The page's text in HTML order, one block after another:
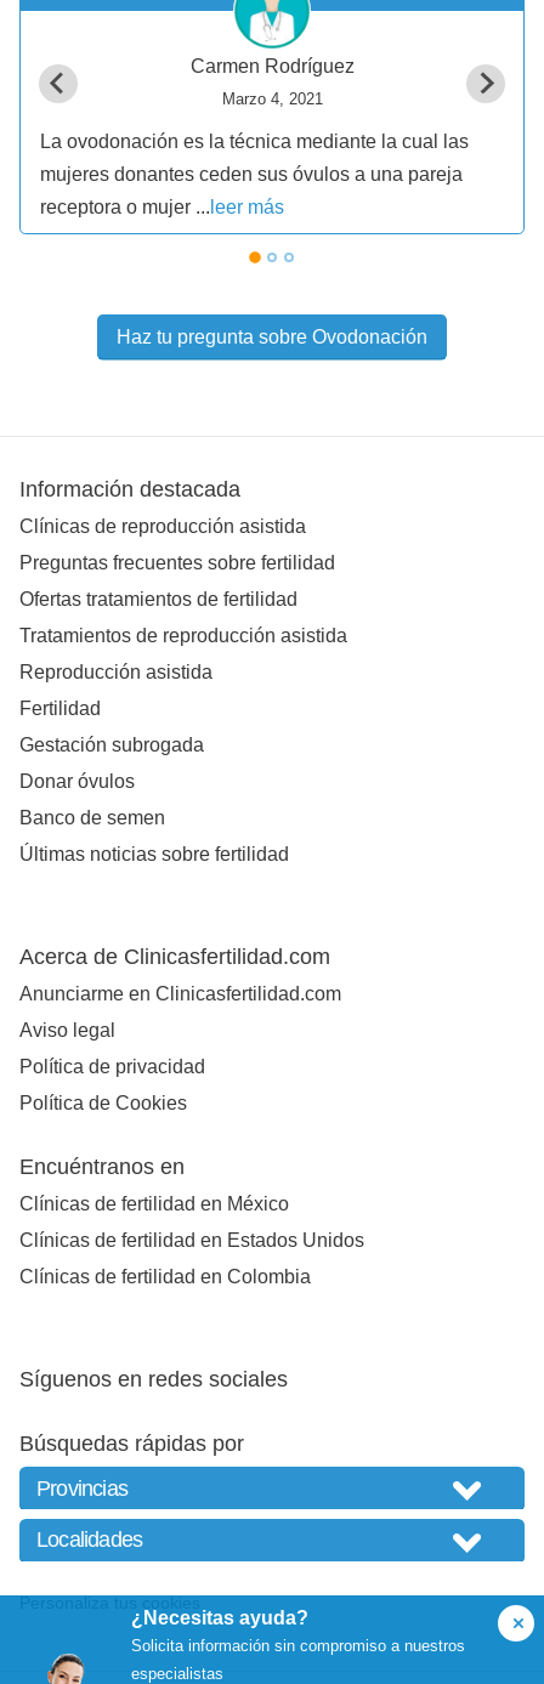
Carmen Rodríguez
Marzo 4, 2021
La ovodonación es la técnica mediante la cual las
mujeres donantes ceden sus óvulos a una pareja
receptora o mujer ... leer más
Haz tu pregunta sobre Ovodonación
¿Necesitas ayuda?
Solicita información sin compromiso a nuestros
especialistas
Información destacada
Clínicas de reproducción asistida
Preguntas frecuentes sobre fertilidad
Ofertas tratamientos de fertilidad
Tratamientos de reproducción asistida
Reproducción asistida
Fertilidad
Gestación subrogada
Donar óvulos
Banco de semen
Últimas noticias sobre fertilidad
Acerca de Clinicasfertilidad.com
Anunciarme en Clinicasfertilidad.com
Aviso legal
Política de privacidad
Política de Cookies
Encuéntranos en
Clínicas de fertilidad en México
Clínicas de fertilidad en Estados Unidos
Clínicas de fertilidad en Colombia
Síguenos en redes sociales
Búsquedas rápidas por
Personaliza tus cookies